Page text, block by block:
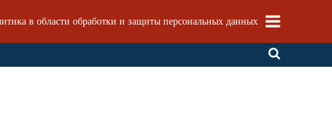
в области обработки и защиты персональных данных